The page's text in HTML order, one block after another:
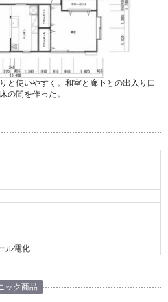
と使いやすく。和室と廊下との出入り口
の間を作った。
ル電化
ック商品